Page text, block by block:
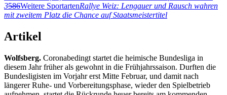
3586Weitere SportartenRallye Weiz: Lengauer und Rausch wahren
mit zweitem Platz die Chance auf Staatsmeistertitel
Artikel
Wolfsberg. Coronabedingt startet die heimische Bundesliga in
diesem Jahr früher als gewohnt in die Frühjahrssaison. Durften die
Bundesligisten im Vorjahr erst Mitte Februar, und damit nach
längerer Ruhe- und Vorbereitungsphase, wieder den Spielbetrieb